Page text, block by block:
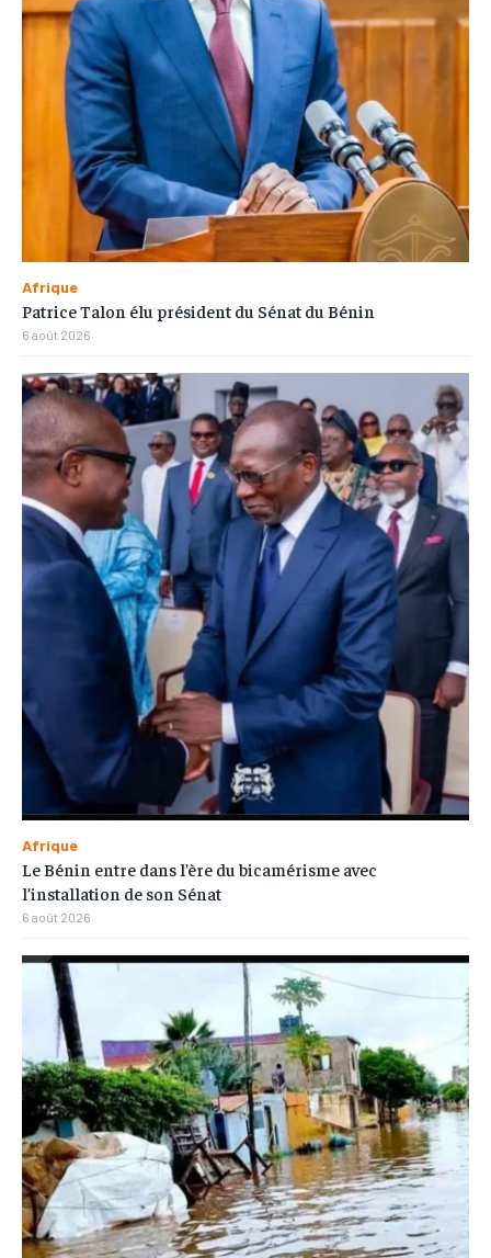
Afrique
Patrice Talon élu président du Sénat du Bénin
6 août 2026
Afrique
Le Bénin entre dans l’ère du bicamérisme avec
l’installation de son Sénat
6 août 2026